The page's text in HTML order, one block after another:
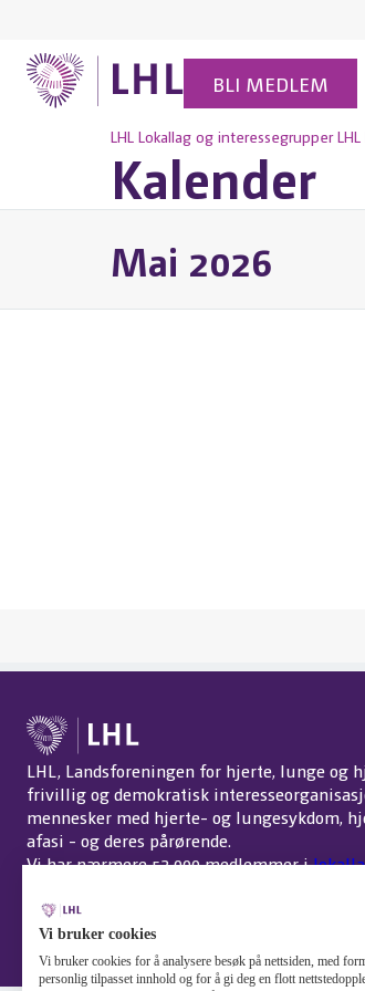
BLI MEDLEM
LHL Lokallag og interessegrupper
Kalender
Mai 2026
LHL, Landsforeningen for hjerte, lunge og
frivillig og demokratisk
mennesker med hjerte- og lungesykdom,
afasi - og deres pårørende.
Vi har nærmere 52 000 medlemmer i
Endre cookie-innstillinger
Vi bruker cookies
Vi bruker cookies for å analysere besøk på nettsiden, med
personlig tilpasset innhold og for å gi deg en flott